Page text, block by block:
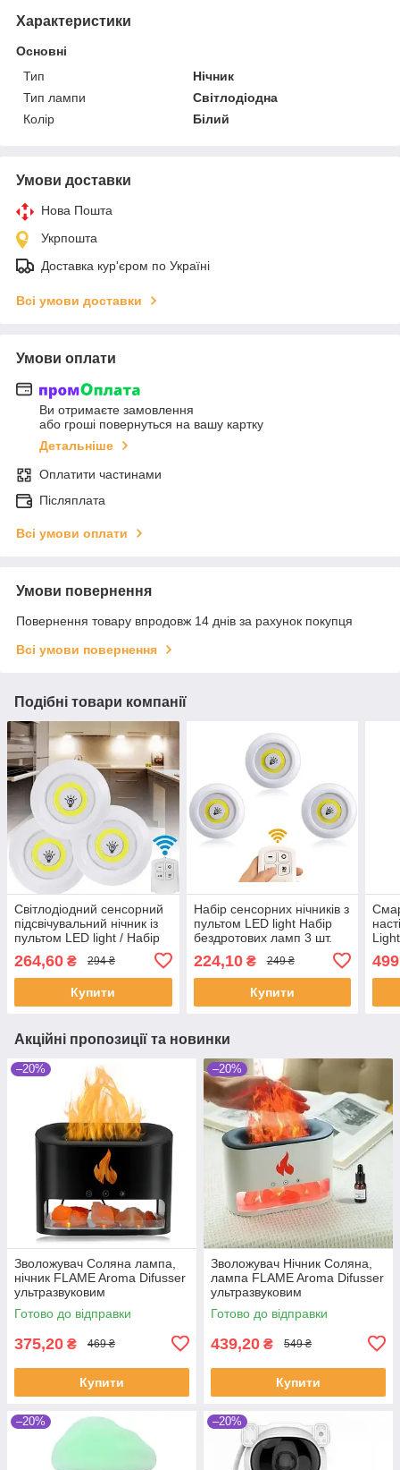
Характеристики
Основні
Тип
Нічник
Тип лампи
Світлодіодна
Колір
Білий
Умови доставки
Нова Пошта
Укрпошта
Доставка кур'єром по Україні
Всі умови доставки
Умови оплати
Ви отримаєте замовлення
або гроші повернуться на вашу картку
Детальніше
Оплатити частинами
Післяплата
Всі умови оплати
Умови повернення
Повернення товару впродовж 14 днів за рахунок покупця
Всі умови повернення
Подібні товари компанії
Світлодіодний сенсорний
підсвічувальний нічник із
пультом LED light / Набір
264,60 ₴ 294 ₴
Купити
Набір сенсорних нічників з
пультом LED light Набір
бездротових ламп 3 шт.
224,10₴ 249 ₴
Купити
Акційні пропозиції та новинки
–20%
Зволожувач Соляна лампа,
нічник FLAME Aroma Difusser
ультразвуковим
зволожувачем повітря та
імітацією полум'я
Готово до відправки
375,20 ₴ 469 ₴
Купити
–20%
Зволожувач Нічник Соляна,
лампа FLAME Aroma Difusser
ультразвуковим
зволожувачем повітря й
імітацією полум'я
Готово до відправки
439,20 ₴ 549 ₴
Купити
–20% –20%